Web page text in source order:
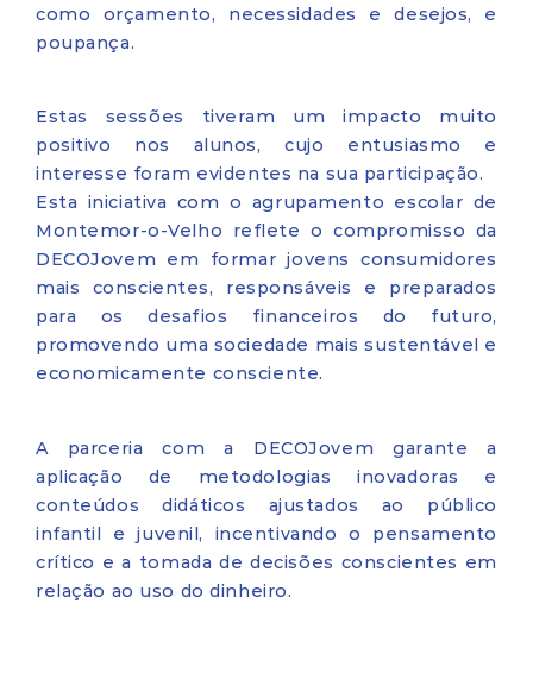
como orçamento, necessidades e desejos, e
poupança.
Estas sessões tiveram um impacto muito
positivo nos alunos, cujo entusiasmo e
interesse foram evidentes na sua participação.
Esta iniciativa com o agrupamento escolar de
Montemor-o-Velho reflete o compromisso da
DECOJovem em formar jovens consumidores
mais conscientes, responsáveis e preparados
para os desafios financeiros do futuro,
promovendo uma sociedade mais sustentável e
economicamente consciente.
A parceria com a DECOJovem garante a
aplicação de metodologias inovadoras e
conteúdos didáticos ajustados ao público
infantil e juvenil, incentivando o pensamento
crítico e a tomada de decisões conscientes em
relação ao uso do dinheiro.